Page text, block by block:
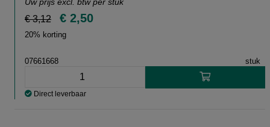
€ 3,12 € 2,50
20% korting
07661668 stuk
Direct leverbaar